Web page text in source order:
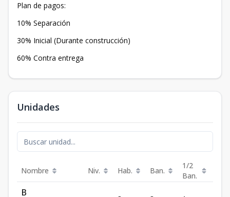
Plan de pagos:
10% Separación
30% Inicial (Durante construcción)
60% Contra entrega
Unidades
Nombre Niv. Hab. Ban.
1/2
Ban.
B